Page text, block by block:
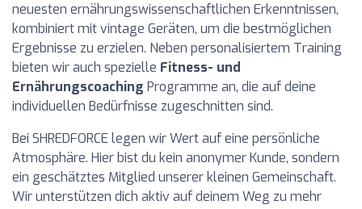
neuesten ernährungswissenschaftlichen Erkenntnissen,
kombiniert mit vintage Geräten, um die bestmöglichen
Ergebnisse zu erzielen. Neben personalisiertem Training
bieten wir auch spezielle Fitness- und
Ernährungscoaching Programme an, die auf deine
individuellen Bedürfnisse zugeschnitten sind.
Bei SHREDFORCE legen wir Wert auf eine persönliche
Atmosphäre. Hier bist du kein anonymer Kunde, sondern
ein geschätztes Mitglied unserer kleinen Gemeinschaft.
Wir unterstützen dich aktiv auf deinem Weg zu mehr